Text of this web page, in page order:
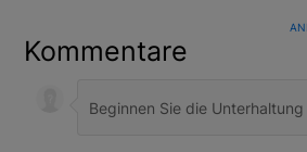
Kommentare